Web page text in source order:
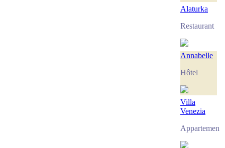
Alaturka
Restaurant
Annabelle
Hôtel
Villa
Venezia
Appartement